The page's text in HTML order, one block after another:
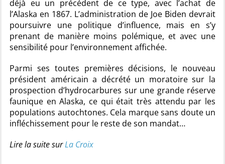
déjà eu un précédent de ce type, avec l’achat de
l’Alaska en 1867. L’administration de Joe Biden devrait
poursuivre une politique d’influence, mais en s’y
prenant de manière moins polémique, et avec une
sensibilité pour l’environnement affichée.
Parmi ses toutes premières décisions, le nouveau
président américain a décrété un moratoire sur la
prospection d’hydrocarbures sur une grande réserve
faunique en Alaska, ce qui était très attendu par les
populations autochtones. Cela marque sans doute un
infléchissement pour le reste de son mandat…
Lire la suite surLa Croix